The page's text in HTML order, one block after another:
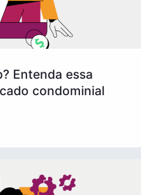
Entenda essa
condominial